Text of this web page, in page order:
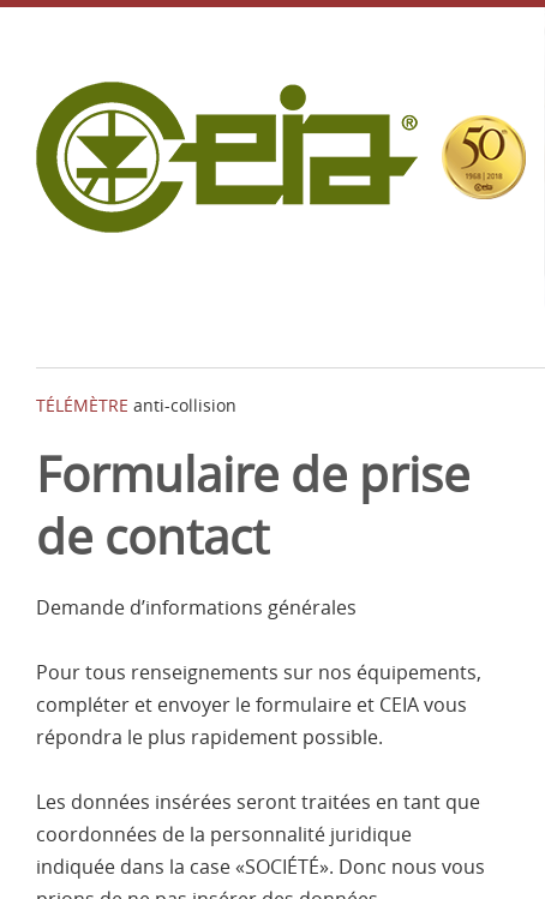
TÉLÉMÈTRE anti-collision
Formulaire de prise
de contact
Demande d’informations générales
Pour tous renseignements sur nos équipements,
compléter et envoyer le formulaire et CEIA vous
répondra le plus rapidement possible.
Les données insérées seront traitées en tant que
coordonnées de la personnalité juridique
indiquée dans la case «SOCIÉTÉ». Donc nous vous